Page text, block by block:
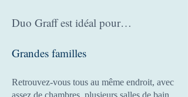
Duo Graff est idéal pour…
Grandes familles
Retrouvez-vous tous au même endroit, avec
assez de chambres, plusieurs salles de bain